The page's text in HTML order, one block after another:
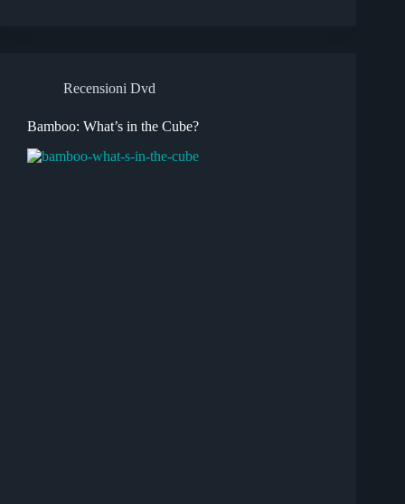
Recensioni Dvd
Bamboo: What’s in the Cube?